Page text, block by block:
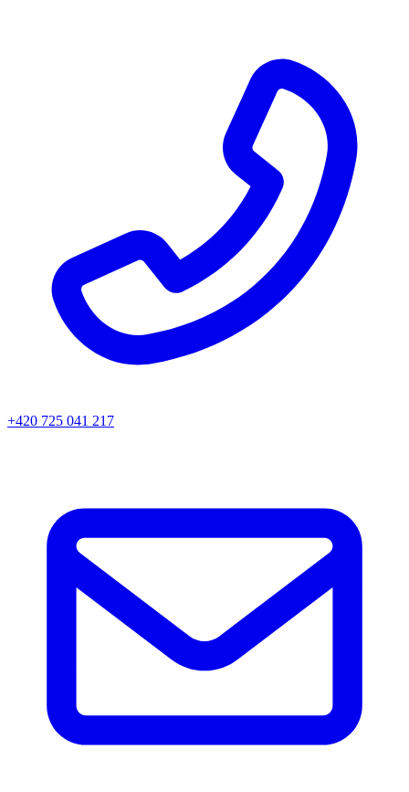
+420 725 041 217